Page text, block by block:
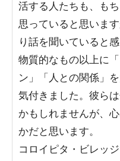
活する人たちも、も
思っていると思いま
り話を聞いていると
物質的なもの以上に
ン」「人との関係」
気付きました。彼ら
かもしれませんが、
かだと思います。
コロイピタ・ビレッ